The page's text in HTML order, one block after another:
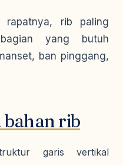
rapatnya, rib paling
yang butuh
ban pinggang,
rib
garis vertikal